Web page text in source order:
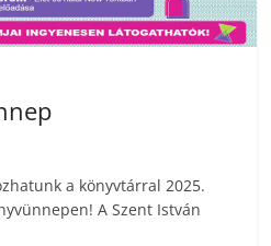
a könyvtárral 2025.
A Szent István